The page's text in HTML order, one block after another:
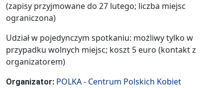
(zapisy przyjmowane do 27 lutego; liczba miejsc
ograniczona)
Udział w pojedynczym spotkaniu: możliwy tylko w
przypadku wolnych miejsc; koszt 5 euro (kontakt z
organizatorem)
Organizator: POLKA - Centrum Polskich Kobiet